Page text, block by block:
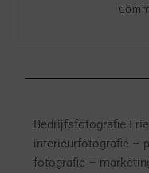
Bedrijfsfotografie
interieurfotografie – p
fotografie –